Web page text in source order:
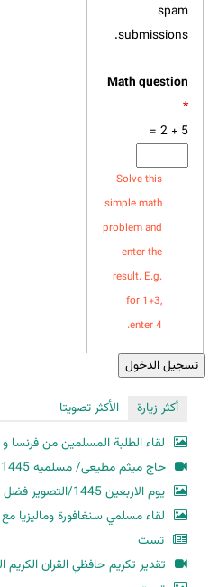
spam
submissions.
‏Math question
*
5 + 2 =
Solve this
simple math
problem and
enter the
result. E.g.
for 1+3,
enter 4.
أكثر زيارة
الأكثر تصويتا
لقاء الطلبة المسلمين من فرنسا
حاج میثم مطیعی/ مسلمیه 1445
یوم الاربعین 1445/التصویر فضل الله بیجنی
لقاء مسلمي سنغافورة وماليزيا مع
تست
تقدير تكريم حافظي القران